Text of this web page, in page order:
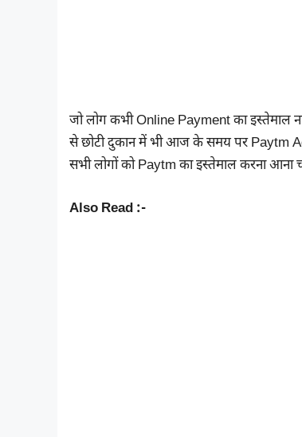
जो लोग कभी Online Payment का इस्तेमाल
से छोटी दुकान में भी आज के समय पर Paytm
सभी लोगों को Paytm का इस्तेमाल करना आना
Also Read :-